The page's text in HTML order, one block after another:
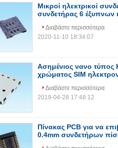
Μικροί ηλεκτρικοί
συνδετήρας 6 έξυπνων
Διαβάστε περισσότερα
2020-11-10 18:34:07
Ασημένιος νανο τύπος
χρώματος SIM
Διαβάστε περισσότερα
2019-04-28 17:48:12
Πίνακας PCB για να
0.4mm συνδετήρων